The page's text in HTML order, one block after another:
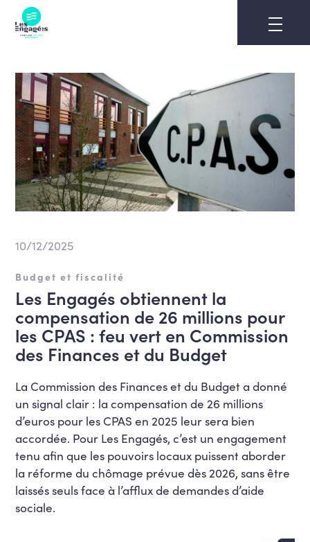
content
10/12/2025
Budget et fiscalité
Les Engagés obtiennent la
compensation de 26 millions pour
les CPAS : feu vert en Commission
des Finances et du Budget
La Commission des Finances et du Budget a donné
un signal clair : la compensation de 26 millions
d’euros pour les CPAS en 2025 leur sera bien
accordée. Pour Les Engagés, c’est un engagement
tenu afin que les pouvoirs locaux puissent aborder
la réforme du chômage prévue dès 2026, sans être
laissés seuls face à l’afflux de demandes d’aide
sociale.